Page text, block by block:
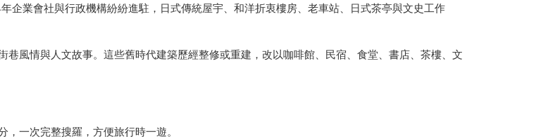
企業會社與行政機構紛紛進駐，日式傳統屋宇、和洋折衷樓房、老車站、日式茶亭與文史工作
風情與人文故事。這些舊時代建築歷經整修或重建，改以咖啡館、民宿、食堂、書店、茶樓、文
一次完整搜羅，方便旅行時一遊。